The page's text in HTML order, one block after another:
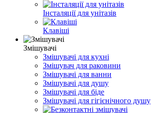
Інсталяції для унітазів
Клавіші
Змішувачі
Змішувачі для кухні
Змішувач для раковини
Змішувачі для ванни
Змішувачі для душу
Змішувачі для біде
Змішувачі для гігієнічного душу